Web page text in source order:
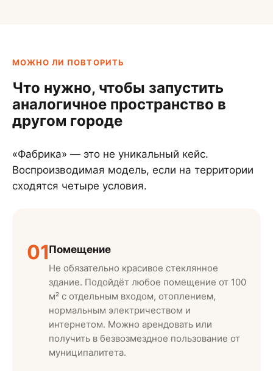
МОЖНО ЛИ ПОВТОРИТЬ
Что нужно, чтобы запустить
аналогичное пространство в
другом городе
«Фабрика» — это не уникальный кейс.
Воспроизводимая модель, если на территории
сходятся четыре условия.
01Помещение
Не обязательно красивое стеклянное
здание. Подойдёт любое помещение от 100
м² с отдельным входом, отоплением,
нормальным электричеством и
интернетом. Можно арендовать или
получить в безвозмездное пользование от
муниципалитета.